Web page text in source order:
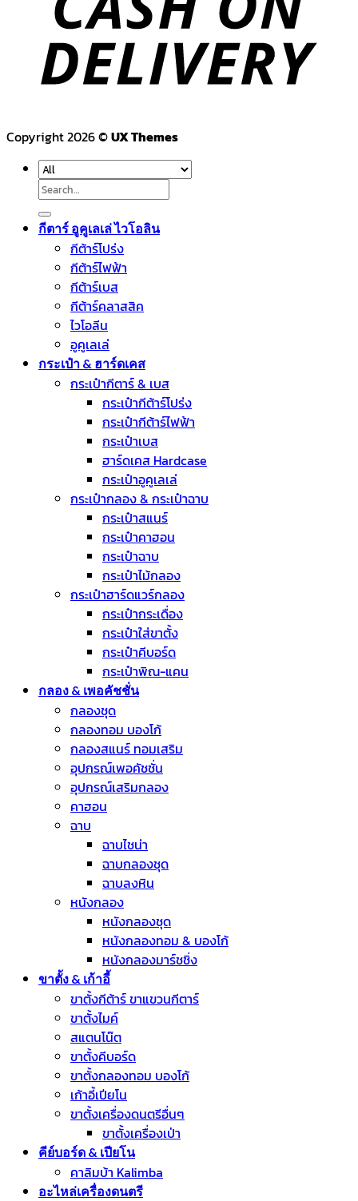
Copyright 2026 ©UX Themes
Search
for:
กีตาร์ อูคูเลเล่ ไวโอลิน
กีต้าร์โปร่ง
กีต้าร์ไฟฟ้า
กีต้าร์เบส
กีต้าร์คลาสสิค
ไวโอลีน
อูคูเลเล่
กระเป๋า & ฮาร์ดเคส
กระเป๋ากีตาร์ & เบส
กระเป๋ากีต้าร์โปร่ง
กระเป๋ากีต้าร์ไฟฟ้า
กระเป๋าเบส
ฮาร์ดเคส Hardcase
กระเป๋าอูคูเลเล่
กระเป๋ากลอง & กระเป๋าฉาบ
กระเป๋าสแนร์
กระเป๋าคาฮอน
กระเป๋าฉาบ
กระเป๋าไม้กลอง
กระเป๋าฮาร์ดแวร์กลอง
กระเป๋ากระเดื่อง
กระเป๋าใส่ขาตั้ง
กระเป๋าคีบอร์ด
กระเป๋าพิณ-แคน
กลอง & เพอคัชชั่น
กลองชุด
กลองทอม บองโก้
กลองสแนร์ ทอมเสริม
อุปกรณ์เพอคัชชั่น
อุปกรณ์เสริมกลอง
คาฮอน
ฉาบ
ฉาบไชน่า
ฉาบกลองชุด
ฉาบลงหิน
หนังกลอง
หนังกลองชุด
หนังกลองทอม & บองโก้
หนังกลองมาร์ชชิ่ง
ขาตั้ง & เก้าอี้
ขาตั้งกีต้าร์ ขาแขวนกีตาร์
ขาตั้งไมค์
สแตนโน๊ต
ขาตั้งคีบอร์ด
ขาตั้งกลองทอม บองโก้
เก้าอี้เปียโน
ขาตั้งเครื่องดนตรีอื่นๆ
ขาตั้งเครื่องเป่า
คีย์บอร์ด & เปียโน
คาลิมบ้า Kalimba
อะไหล่เครื่องดนตรี